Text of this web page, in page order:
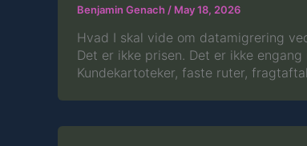
Benjamin Genach / May 18, 2026
Hvad I skal vide om datamigrering
Det er ikke prisen. Det er ikke
Kundekartoteker, faste ruter,